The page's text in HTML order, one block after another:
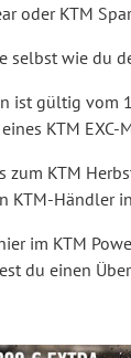
oder KTM
selbst wie du
ist gültig vom
KTM
zum KTM
KTM-Händler
im KTM
du einen